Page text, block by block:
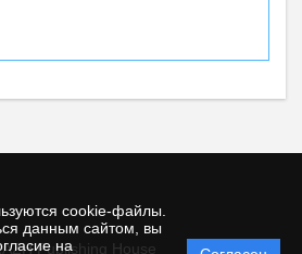
cookie-файлы.
данным сайтом, вы
на
Publishing House